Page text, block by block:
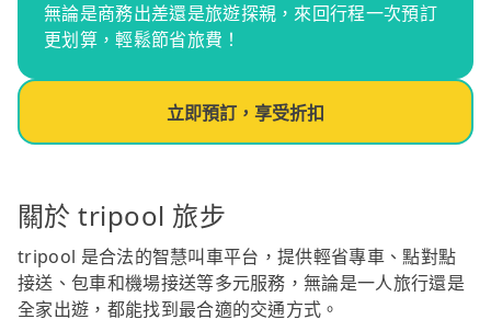
無論是商務出差還是旅遊探親，來回行程一次預訂
更划算，輕鬆節省旅費！
立即預訂，享受折扣
關於 tripool 旅步
tripool 是合法的智慧叫車平台，提供輕省專車、點對點
接送、包車和機場接送等多元服務，無論是一人旅行還是
全家出遊，都能找到最合適的交通方式。